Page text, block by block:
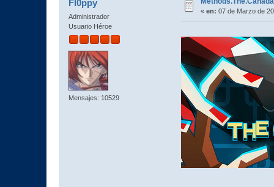
Fl0ppy
Administrador
Usuario Héroe
Mensajes: 10529
« en: 07 de Marzo de